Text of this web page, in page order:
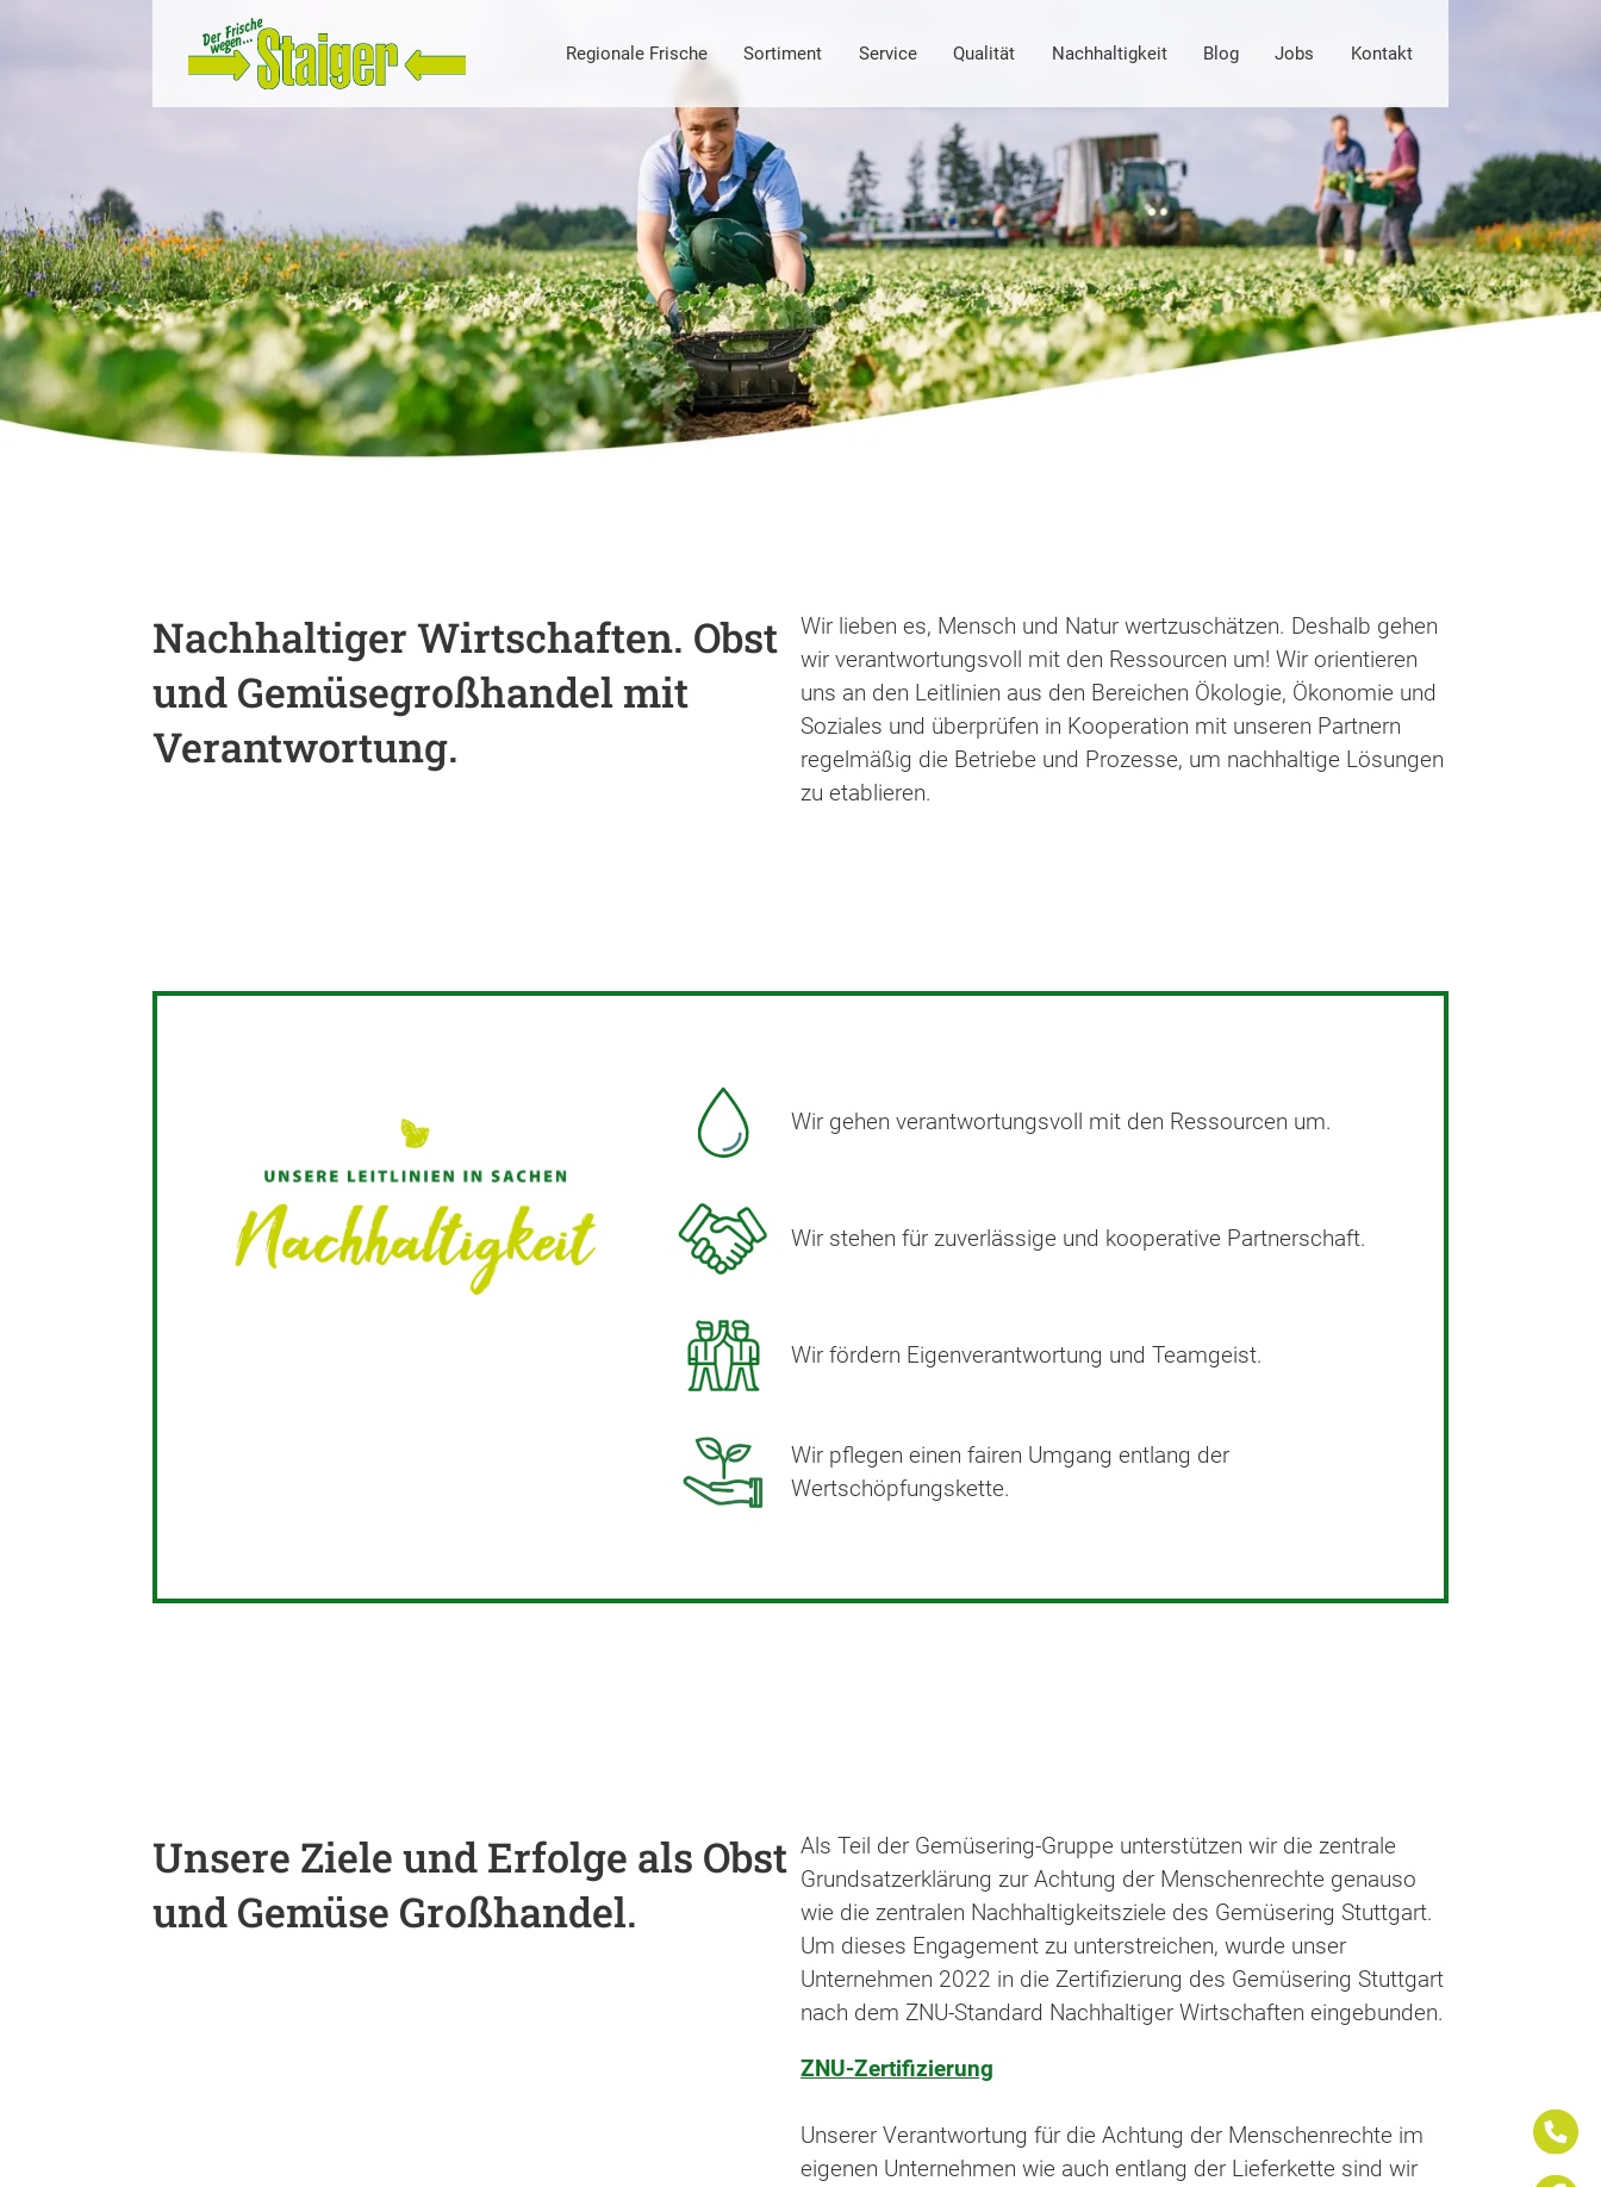
Regionale Frische Sortiment Service Qualität Nachhaltigkeit Blog Jobs Kontakt
Nachhaltiger Wirtschaften. Obst
und Gemüsegroßhandel mit
Verantwortung.
Wir lieben es, Mensch und Natur wertzuschätzen. Deshalb gehen
wir verantwortungsvoll mit den Ressourcen um! Wir orientieren
uns an den Leitlinien aus den Bereichen Ökologie, Ökonomie und
Soziales und überprüfen in Kooperation mit unseren Partnern
regelmäßig die Betriebe und Prozesse, um nachhaltige Lösungen
zu etablieren.
Wir gehen verantwortungsvoll mit den Ressourcen um.
Wir stehen für zuverlässige und kooperative Partnerschaft.
Wir fördern Eigenverantwortung und Teamgeist.
Wir pflegen einen fairen Umgang entlang der
Wertschöpfungskette.
Unsere Ziele und Erfolge als Obst
und Gemüse Großhandel.
Als Teil der Gemüsering-Gruppe unterstützen wir die zentrale
Grundsatzerklärung zur Achtung der Menschenrechte genauso
wie die zentralen Nachhaltigkeitsziele des Gemüsering Stuttgart.
Um dieses Engagement zu unterstreichen, wurde unser
Unternehmen 2022 in die Zertifizierung des Gemüsering Stuttgart
nach dem ZNU-Standard Nachhaltiger Wirtschaften eingebunden.
ZNU-Zertifizierung
Unserer Verantwortung für die Achtung der Menschenrechte im
eigenen Unternehmen wie auch entlang der Lieferkette sind wir